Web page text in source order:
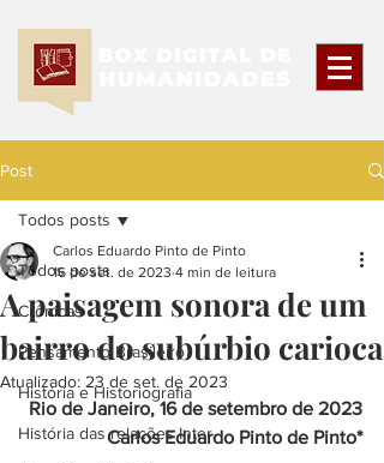
Post
Todos posts
Crônicas
Pensamento Brasileiro
História e Historiografia
História das relações Inter.
Todos posts
A paisagem sonora de um
bairro do subúrbio carioca
Carlos Eduardo Pinto de Pinto
16 de set. de 2023 4 min de leitura
Atualizado: 23 de set. de 2023
Rio de Janeiro, 16 de setembro de 2023
Carlos Eduardo Pinto de Pinto*